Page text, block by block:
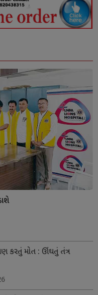
કરતું મોત : ઊંઘતું તંત્ર